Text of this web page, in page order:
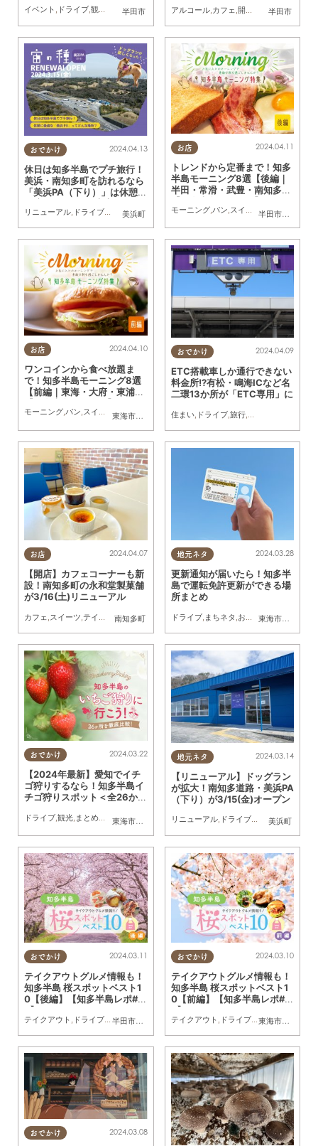
半田市
イベント , ドライブ,観光 親子,カップル おひとりさま,友人 半田市
アルコール,カフェ,開店 ビューティー
おでかけ
美浜町
2024.04.13
休日は知多半島でプチ旅行！
美浜・南知多町を訪れるなら
「美浜PA（下り）」は休憩に
リニューアル, ドライブ,旅行 ,観光,まちネタ,ちたまる広告
お店
半田市常滑市
2024.04.11
トレンドから定番まで！知多
半島モーニング8選【後編｜
半田・常滑・武豊・南知多】
モーニング,パン,スイーツ ,ドライブ
お店
東海市
,大府市 東浦町
2024.04.10
ワンコインから食べ放題ま
で！知多半島モーニング8選
【前編｜東海・大府・東浦】
モーニング,パン,スイーツ ,ドライブ 観光, 夫婦,家族 カップル
おでかけ 2024.04.09
ETC搭載車しか通行できない
料金所!?有松・鳴海ICなど名
二環13か所が「ETC専用」に
住まい, ドライブ, 旅行,
お店
南知多町
2024.04.07
【開店】カフェコーナーも新
設！南知多町の永和堂製菓舗
が3/16(土)リニューアル
カフェ スイーツ テイクアウト ,開店 リニューアル,ドライブ
地元ネタ
東海市
,大府市
2024.03.28
更新通知が届いたら！知多半
島で運転免許更新ができる場
所まとめ
ドライブ, まちネタ おひとりさま
おでかけ
東海市
,大府市 知多市,東浦町,阿久比町,半田市,常滑市
2024.03.22
【2024年最新】愛知でイチ
ゴ狩りするなら！知多半島イ
チゴ狩りスポット＜全26か所
ドライブ 観光 まとめ記事 ,親子,家族 カップル, 友人,イチゴ
地元ネタ
美浜町
2024.03.14
【リニューアル】ドッグラン
が拡大！南知多道路・美浜PA
（下り）が3/15(金)オープン
リニューアル, ドライブ,旅行 ,観光,まちネ
おでかけ
半田市
,常滑市 武豊町 ,美浜町 ,南知多町
2024.03.11
テイクアウトグルメ情報も！
知多半島 桜スポットベスト1
0【後編】【知多半島レポ#3
2】
テイクアウト ドライブ 旅行,観光 季節ネタ, 夫婦, 家族,カップル,友人,ペット
おでかけ
東海市
,大府市
2024.03.10
テイクアウトグルメ情報も！
知多半島 桜スポットベスト1
0【前編】【知多半島レポ#3
2】
テイクアウト ドライブ, 旅行,観光
おでかけ 2024.03.08